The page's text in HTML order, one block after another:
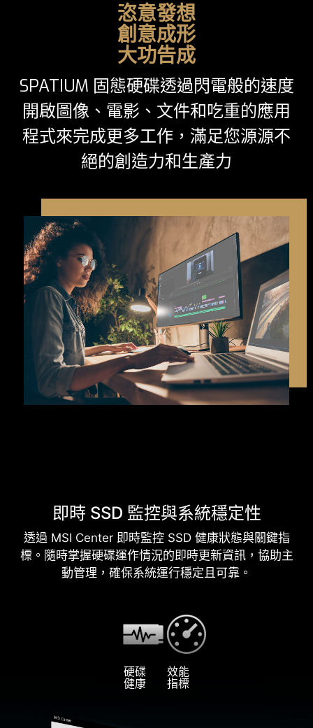
恣意發想
創意成形
大功告成
SPATIUM 固態硬碟透過閃電般的速度
開啟圖像、電影、文件和吃重的應用
程式來完成更多工作，滿足您源源不
絕的創造力和生產力
即時 SSD 監控與系統穩定性
透過 MSI Center 即時監控 SSD 健康狀態與關鍵指
標。隨時掌握硬碟運作情況的即時更新資訊，協助主
動管理，確保系統運行穩定且可靠。
硬碟
健康
效能
指標